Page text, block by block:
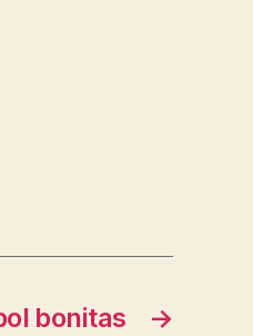
→
bonitas